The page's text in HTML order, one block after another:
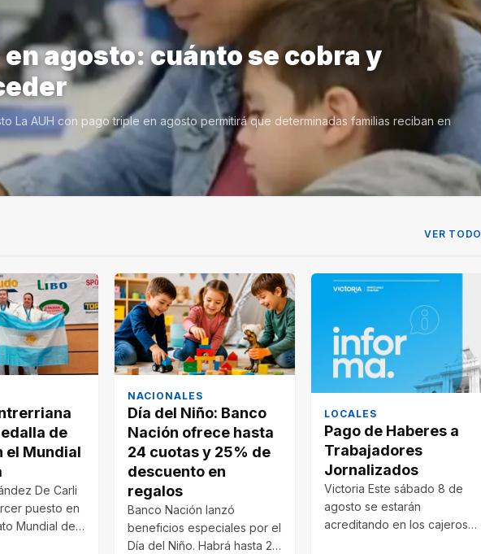
agosto: cuánto se cobra y
La AUH con pago triple en agosto permitirá que determinadas familias reciban en
VER TODO
de
el Mundial
De Carli
puesto en
Mundial de
NACIONALES
Día del Niño: Banco
Nación ofrece hasta
24 cuotas y 25% de
descuento en
regalos
Banco Nación lanzó
beneficios especiales por el
Día del Niño. Habrá hasta 24
LOCALES
Pago de Haberes a
Trabajadores
Jornalizados
Victoria Este sábado 8 de
agosto se estarán
acreditando en los cajeros